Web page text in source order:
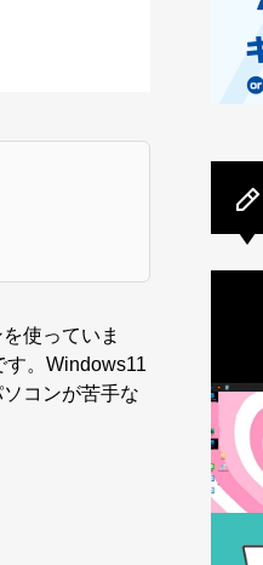
使っていま
す。Windows11
コンが苦手な